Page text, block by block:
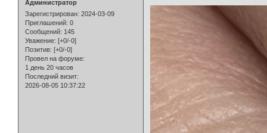
Администратор
Зарегистрирован: 2024-03-09
Приглашений: 0
Сообщений: 145
Уважение: [+0/-0]
Позитив: [+0/-0]
Провел на форуме:
1 день 20 часов
Последний визит:
2026-08-05 10:37:22